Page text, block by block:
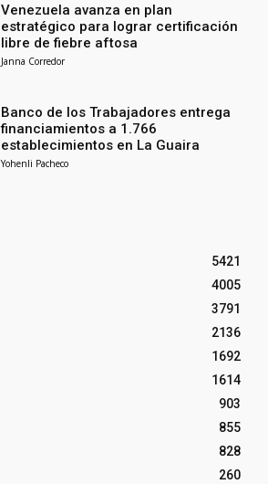
Venezuela avanza en plan
estratégico para lograr certificación
libre de fiebre aftosa
Janna Corredor
Banco de los Trabajadores entrega
financiamientos a 1.766
establecimientos en La Guaira
Yohenli Pacheco
5421
4005
3791
2136
1692
1614
903
855
828
260